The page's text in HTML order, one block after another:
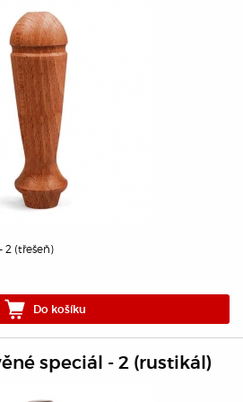
2 (třešeň)
Do košíku
speciál - 2 (rustikál)